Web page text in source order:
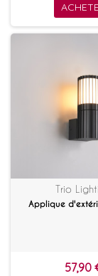
Trio
Applique
57,90